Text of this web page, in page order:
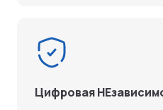
Цифровая